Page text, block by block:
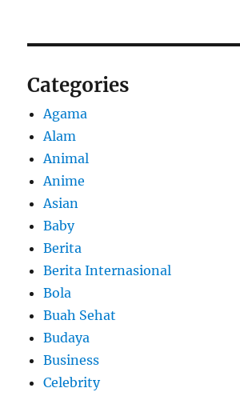
Categories
Agama
Alam
Animal
Anime
Asian
Baby
Berita
Berita Internasional
Bola
Buah Sehat
Budaya
Business
Celebrity